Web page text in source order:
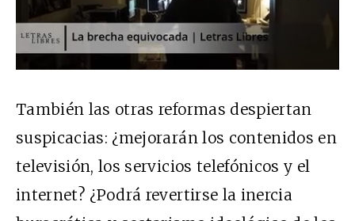
También las otras reformas despiertan
suspicacias: ¿mejorarán los contenidos en
televisión, los servicios telefónicos y el
internet? ¿Podrá revertirse la inercia